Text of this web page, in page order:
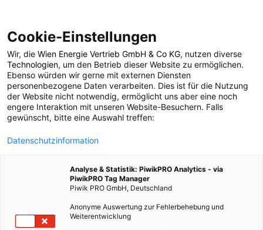
POSTS BY TAG
Kolonialismus
2 BEITRÄGE
Cookie-Einstellungen
Wir, die Wien Energie Vertrieb GmbH & Co KG, nutzen diverse
Technologien, um den Betrieb dieser Website zu ermöglichen.
Ebenso würden wir gerne mit externen Diensten
personenbezogene Daten verarbeiten. Dies ist für die Nutzung
der Website nicht notwendig, ermöglicht uns aber eine noch
engere Interaktion mit unseren Website-Besuchern. Falls
gewünscht, bitte eine Auswahl treffen:
Datenschutzinformation
Analyse & Statistik: PiwikPRO Analytics - via
PiwikPRO Tag Manager
Piwik PRO GmbH, Deutschland
Anonyme Auswertung zur Fehlerbehebung und
Weiterentwicklung